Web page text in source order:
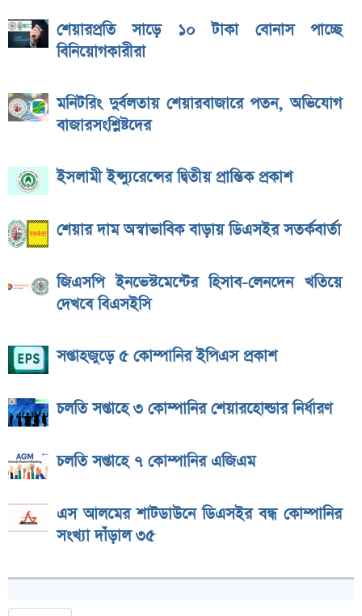
শেয়ারপ্রতি সাড়ে ১০ টাকা বোনাস পাচ্ছে
বিনিয়োগকারীরা
মনিটরিং দুর্বলতায় শেয়ারবাজারে পতন, অভিযোগ
বাজারসংশ্লিষ্টদের
ইসলামী ইন্স্যুরেন্সের দ্বিতীয় প্রান্তিক প্রকাশ
শেয়ার দাম অস্বাভাবিক বাড়ায় ডিএসইর সতর্কবার্তা
জিএসপি ইনভেস্টমেন্টের হিসাব-লেনদেন খতিয়ে
দেখবে বিএসইসি
সপ্তাহজুড়ে ৫ কোম্পানির ইপিএস প্রকাশ
চলতি সপ্তাহে ৩ কোম্পানির শেয়ারহোল্ডার নির্ধারণ
চলতি সপ্তাহে ৭ কোম্পানির এজিএম
এস আলমের শাটডাউনে ডিএসইর বন্ধ কোম্পানির
সংখ্যা দাঁড়াল ৩৫